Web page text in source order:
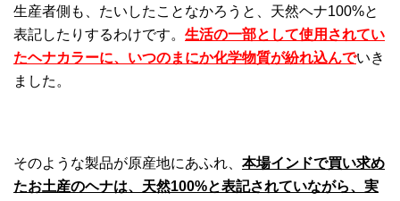
生産者側も、たいしたことなかろうと、天然ヘナ100%と
表記したりするわけです。 生活の一部として使用されてい
たヘナカラーに、いつのまにか化学物質が紛れ込んでいき
ました。
そのような製品が原産地にあふれ、 本場インドで買い求め
たお土産のヘナは、天然100%と表記されていながら、実